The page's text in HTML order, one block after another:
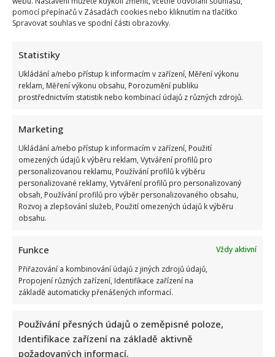
pomocí přepínačů v Zásadách cookies nebo kliknutím na tlačítko
Spravovat souhlas ve spodní části obrazovky.
Statistiky
Ukládání a/nebo přístup k informacím v zařízení, Měření výkonu
reklam, Měření výkonu obsahu, Porozumění publiku
prostřednictvím statistik nebo kombinací údajů z různých zdrojů.
Marketing
Ukládání a/nebo přístup k informacím v zařízení, Použití
omezených údajů k výběru reklam, Vytváření profilů pro
personalizovanou reklamu, Používání profilů k výběru
personalizované reklamy, Vytváření profilů pro personalizovaný
obsah, Používání profilů pro výběr personalizovaného obsahu,
Rozvoj a zlepšování služeb, Použití omezených údajů k výběru
obsahu.
Funkce
Vždy aktivní
Přiřazování a kombinování údajů z jiných zdrojů údajů,
Propojení různých zařízení, Identifikace zařízení na
základě automaticky přenášených informací.
Používání přesných údajů o zeměpisné poloze,
Identifikace zařízení na základě aktivně
požadovaných informací.
Napsat komentář
Vyžadované informace jsou označeny*
Komentář*